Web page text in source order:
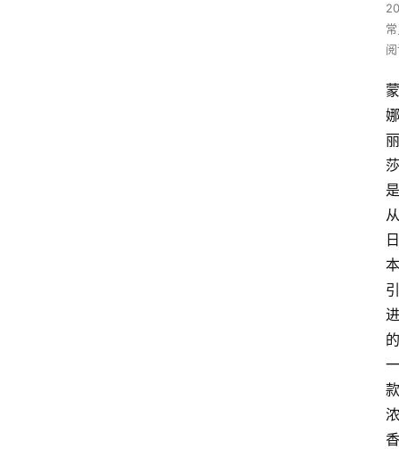
蒙
娜
丽
莎
是
从
日
本
引
进
的
一
款
浓
香